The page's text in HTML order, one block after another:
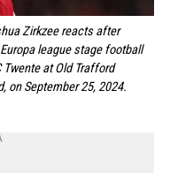
Zirkzee reacts after
league stage football
at Old Trafford
on September 25, 2024.